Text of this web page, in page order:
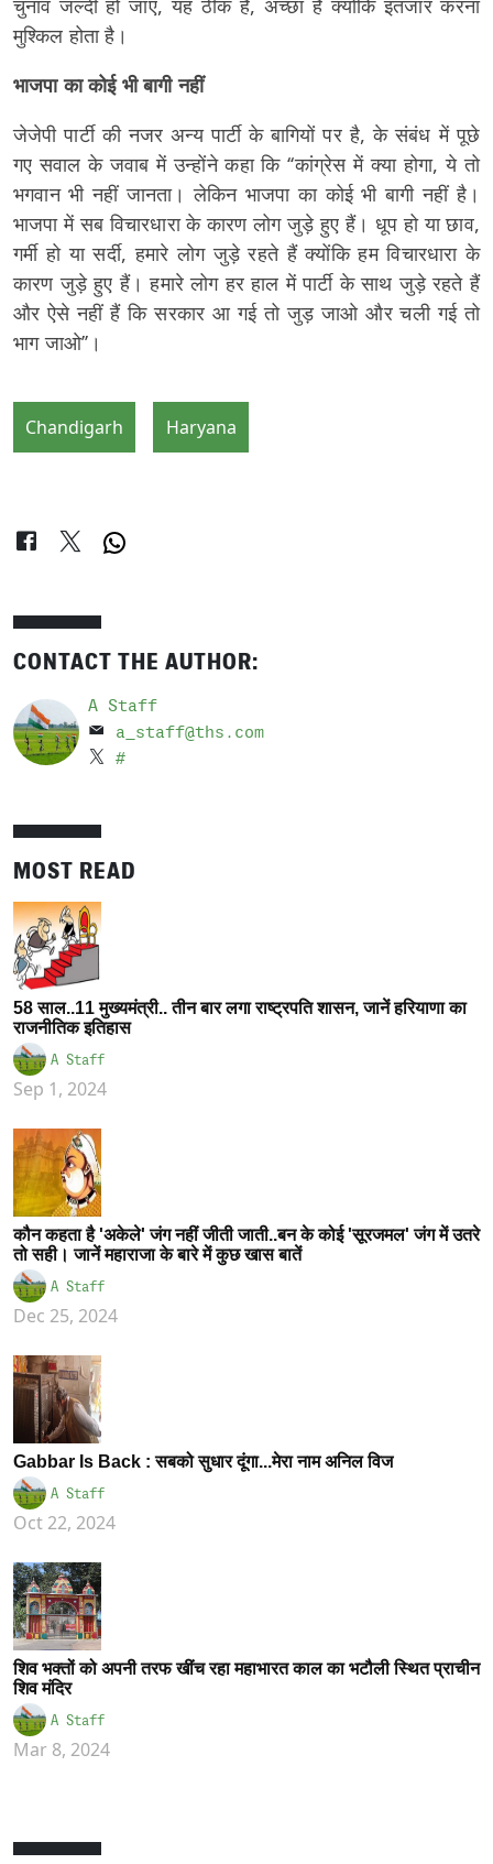
चुनाव जल्दी हो जाए, यह ठीक है, अच्छा है क्योंकि इंतजार करना
मुश्किल होता है।
भाजपा का कोई भी बागी नहीं
जेजेपी पार्टी की नजर अन्य पार्टी के बागियों पर है, के संबंध में पूछे
गए सवाल के जवाब में उन्होंने कहा कि ‘‘कांग्रेस में क्या होगा, ये तो
भगवान भी नहीं जानता। लेकिन भाजपा का कोई भी बागी नहीं है।
भाजपा में सब विचारधारा के कारण लोग जुड़े हुए हैं। धूप हो या छाव,
गर्मी हो या सर्दी, हमारे लोग जुड़े रहते हैं क्योंकि हम विचारधारा के
कारण जुड़े हुए हैं। हमारे लोग हर हाल में पार्टी के साथ जुड़े रहते हैं
और ऐसे नहीं हैं कि सरकार आ गई तो जुड़ जाओ और चली गई तो
भाग जाओ’’।
Chandigarh Haryana
CONTACT THE AUTHOR:
A Staff
a_staff@ths.com
#
MOST READ
58 साल..11 मुख्यमंत्री.. तीन बार लगा राष्ट्रपति शासन, जानें हरियाणा का
राजनीतिक इतिहास
A Staff
Sep 1, 2024
कौन कहता है 'अकेले' जंग नहीं जीती जाती..बन के कोई 'सूरजमल' जंग में उतरे
तो सही। जानें महाराजा के बारे में कुछ खास बातें
A Staff
Dec 25, 2024
Gabbar Is Back : सबको सुधार दूंगा...मेरा नाम अनिल विज
A Staff
Oct 22, 2024
शिव भक्तों को अपनी तरफ खींच रहा महाभारत काल का भटौली स्थित प्राचीन
शिव मंदिर
A Staff
Mar 8, 2024